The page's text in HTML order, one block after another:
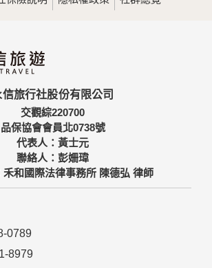
信旅行社股份有限公司
交觀綜220700
品保協會會員北0738號
代表人：黃士元
聯絡人：彭姍瑋
禾和國際法律事務所 陳德弘 律師
0789
8979